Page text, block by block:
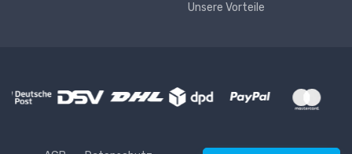
Unsere Vorteile